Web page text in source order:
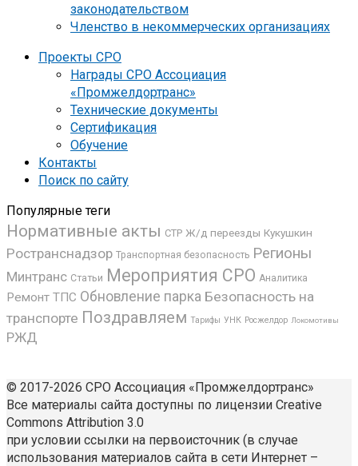
законодательством
Членство в некоммерческих организациях
Проекты СРО
Награды СРО Ассоциация
«Промжелдортранс»
Технические документы
Сертификация
Обучение
Контакты
Поиск по сайту
Популярные теги
Нормативные акты СТР Ж/д переезды Кукушкин
Ространснадзор Транспортная безопасность Регионы
Минтранс Статьи Мероприятия СРО Аналитика
Ремонт ТПС Обновление парка Безопасность на
транспорте Поздравляем Тарифы УНК Росжелдор Локомотивы
РЖД
© 2017-2026 СРО Ассоциация «Промжелдортранс»
Все материалы сайта доступны по лицензии Creative
Commons Attribution 3.0
при условии ссылки на первоисточник (в случае
использования материалов сайта в сети Интернет –